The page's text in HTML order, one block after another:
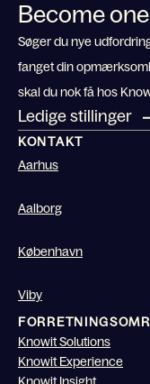
Become
Søger du nye
fanget din
skal du nok få hos
Ledige stillinger
KONTAKT
Aarhus
Aalborg
København
Viby
Knowit Solutions
Knowit Experience